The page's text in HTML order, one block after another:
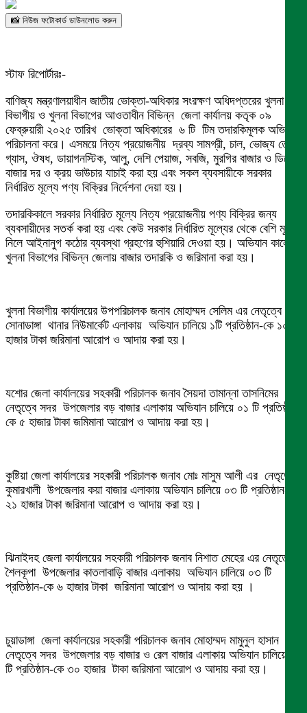
📸 নিউজ ফটোকার্ড ডাউনলোড করুন
স্টাফ রিপোর্টারঃ-
বাণিজ্য মন্ত্রণালয়াধীন জাতীয় ভোক্তা-অধিকার সংরক্ষণ অধিদপ্তরের খুলনা
বিভাগীয় ও খুলনা বিভাগের আওতাধীন বিভিন্ন জেলা কার্যালয় কতৃক ০৯
ফেব্রুয়ারী ২০২৫ তারিখ ভোক্তা অধিকারের ৬ টি টিম তদারকিমূলক অভিযান
পরিচালনা করে। এসময়ে নিত্য প্রয়োজনীয় দ্রব্য সামগ্রী, চাল, ভোজ্য তেল,
গ্যাস, ঔষধ, ডায়াগনস্টিক, আলু, দেশি পেয়াজ, সবজি, মুরগির বাজার ও ডিমের
বাজার দর ও ক্রয় ভাউচার যাচাই করা হয় এবং সকল ব্যবসায়ীকে সরকার
নির্ধারিত মূল্যে পণ্য বিক্রির নির্দেশনা দেয়া হয়।
তদারকিকালে সরকার নির্ধারিত মূল্যে নিত্য প্রয়োজনীয় পণ্য বিক্রির জন্য
ব্যবসায়ীদের সতর্ক করা হয় এবং কেউ সরকার নির্ধারিত মূল্যের থেকে বেশি মূল্য
নিলে আইনানুগ কঠোর ব্যবস্থা গ্রহণের হুশিয়ারি দেওয়া হয়। অভিযান কালে
খুলনা বিভাগের বিভিন্ন জেলায় বাজার তদারকি ও জরিমানা করা হয়।
খুলনা বিভাগীয় কার্যালয়ের উপপরিচালক জনাব মোহাম্মদ সেলিম এর নেতৃত্বে
সোনাডাঙ্গা থানার নিউমার্কেট এলাকায় অভিযান চালিয়ে ১টি প্রতিষ্ঠান-কে ১০
হাজার টাকা জরিমানা আরোপ ও আদায় করা হয়।
যশোর জেলা কার্যালয়ের সহকারী পরিচালক জনাব সৈয়দা তামান্না তাসনিমের
নেতৃত্বে সদর উপজেলার বড় বাজার এলাকায় অভিযান চালিয়ে ০১ টি প্রতিষ্ঠান-
কে ৫ হাজার টাকা জমিমানা আরোপ ও আদায় করা হয়।
কুষ্টিয়া জেলা কার্যালয়ের সহকারী পরিচালক জনাব মোঃ মাসুম আলী এর নেতৃত্বে
কুমারখালী উপজেলার কয়া বাজার এলাকায় অভিযান চালিয়ে ০৩ টি প্রতিষ্ঠান-কে
২১ হাজার টাকা জরিমানা আরোপ ও আদায় করা হয়।
ঝিনাইদহ জেলা কার্যালয়ের সহকারী পরিচালক জনাব নিশাত মেহের এর নেতৃত্বে
শৈলকূপা উপজেলার কাতলাবাড়ি বাজার এলাকায় অভিযান চালিয়ে ০৩ টি
প্রতিষ্ঠান-কে ৬ হাজার টাকা জরিমানা আরোপ ও আদায় করা হয় ।
চুয়াডাঙ্গা জেলা কার্যালয়ের সহকারী পরিচালক জনাব মোহাম্মদ মামুনুল হাসান এর
নেতৃত্বে সদর উপজেলার বড় বাজার ও রেল বাজার এলাকায় অভিযান চালিয়ে ০১
টি প্রতিষ্ঠান-কে ৩০ হাজার টাকা জরিমানা আরোপ ও আদায় করা হয়।